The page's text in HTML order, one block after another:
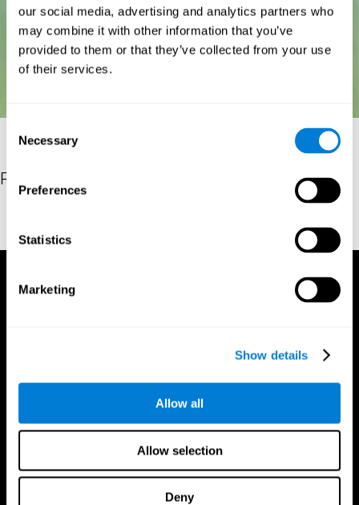
our social media, advertising and analytics partners who
may combine it with other information that you’ve
provided to them or that they’ve collected from your use
of their services.
Selection
Necessary
Preferences
Statistics
Marketing
Show details
Allow all
Allow selection
Deny
Références
reactions. Journal of experimental psychology, 18(6), 643